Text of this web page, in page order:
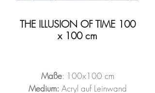
THE ILLUSION OF TIME 100
x 100 cm
Maße: 100x100 cm
Medium: Acryl auf Leinwand